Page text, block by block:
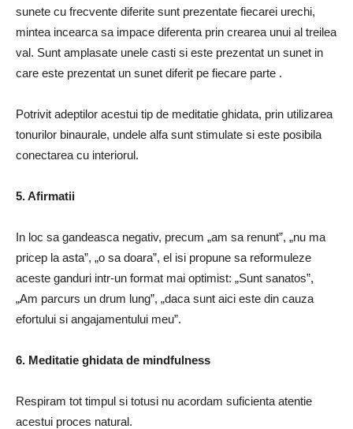
sunete cu frecvente diferite sunt prezentate fiecarei urechi,
mintea incearca sa impace diferenta prin crearea unui al treilea
val. Sunt amplasate unele casti si este prezentat un sunet in
care este prezentat un sunet diferit pe fiecare parte .
Potrivit adeptilor acestui tip de meditatie ghidata, prin utilizarea
tonurilor binaurale, undele alfa sunt stimulate si este posibila
conectarea cu interiorul.
5. Afirmatii
In loc sa gandeasca negativ, precum „am sa renunt”, „nu ma
pricep la asta”, „o sa doara”, el isi propune sa reformuleze
aceste ganduri intr-un format mai optimist: „Sunt sanatos”,
„Am parcurs un drum lung”, „daca sunt aici este din cauza
efortului si angajamentului meu”.
6. Meditatie ghidata de mindfulness
Respiram tot timpul si totusi nu acordam suficienta atentie
acestui proces natural.